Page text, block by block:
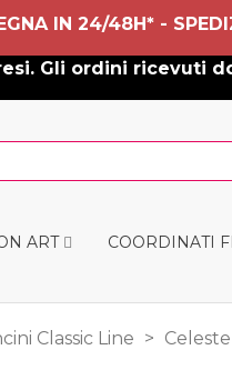
IN 24/48H* -
Gli ordini
ART COORDINATI
Classic Line >